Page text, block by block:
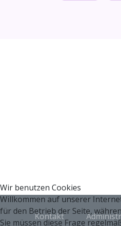
Kontakt
Wir benutzen Cookies
Willkommen auf unserer
für den Betrieb der Seite,
Sie müssen diese Frage